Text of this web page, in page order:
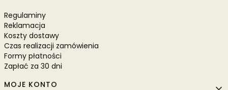
Regulaminy
Reklamacja
Koszty dostawy
Czas realizacji zamówienia
Formy płatności
Zapłać za 30 dni
MOJE KONTO